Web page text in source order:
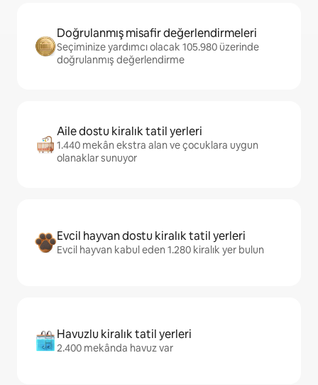
Doğrulanmış misafir değerlendirmeleri
Seçiminize yardımcı olacak 105.980 üzerinde
doğrulanmış değerlendirme
Aile dostu kiralık tatil yerleri
1.440 mekân ekstra alan ve çocuklara uygun
olanaklar sunuyor
Evcil hayvan dostu kiralık tatil yerleri
Evcil hayvan kabul eden 1.280 kiralık yer bulun
Havuzlu kiralık tatil yerleri
2.400 mekânda havuz var